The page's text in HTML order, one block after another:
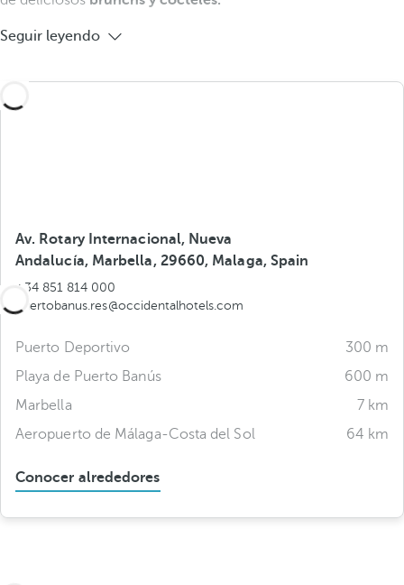
Seguir leyendo
Av. Rotary Internacional, Nueva
Andalucía, Marbella, 29660, Malaga, Spain
+34 851 814 000
puertobanus.res@occidentalhotels.com
Puerto Deportivo
300 m
Playa de Puerto Banús
600 m
Marbella
7 km
Aeropuerto de Málaga-Costa del Sol
64 km
Conocer alrededores